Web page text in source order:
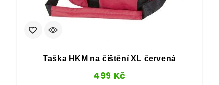
Taška HKM na čištění XL červená
499 Kč